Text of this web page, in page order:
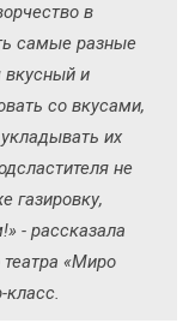
в
самые разные
вкусный и
со вкусами,
их
не
газировку,
- рассказала
«Миро
класс.